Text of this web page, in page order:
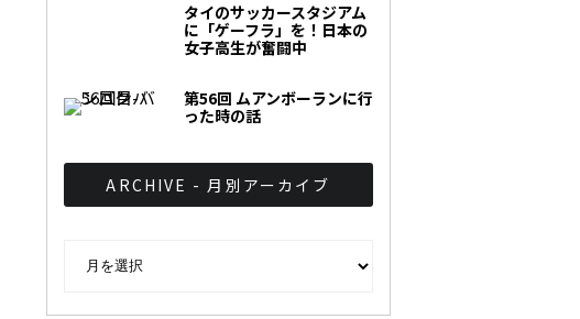
タイのサッカースタジアム
に「ゲーフラ」を！日本の
女子高生が奮闘中
第56回 ムアンボーランに行
った時の話
ARCHIVE - 月別アーカイブ
ARCHIVE - 月別アーカイブ